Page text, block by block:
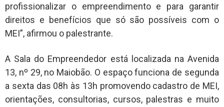
profissionalizar o empreendimento e para garantir
direitos e benefícios que só são possíveis com o
MEI”, afirmou o palestrante.
A Sala do Empreendedor está localizada na Avenida
13, nº 29, no Maiobão. O espaço funciona de segunda
a sexta das 08h às 13h promovendo cadastro de MEI,
orientações, consultorias, cursos, palestras e muito